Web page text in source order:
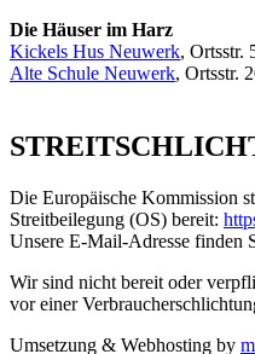
Die Häuser im Harz
Kickels Hus Neuwerk, Ortsstr.
Alte Schule Neuwerk, Ortsstr.
Die Europäische Kommission
Streitbeilegung (OS) bereit:
Unsere E-Mail-Adresse finden
Wir sind nicht bereit oder
vor einer
Umsetzung & Webhosting by